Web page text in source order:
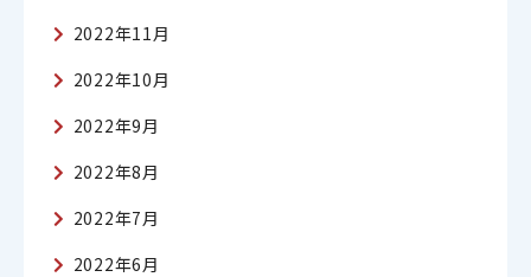
2022年11月
2022年10月
2022年9月
2022年8月
2022年7月
2022年6月